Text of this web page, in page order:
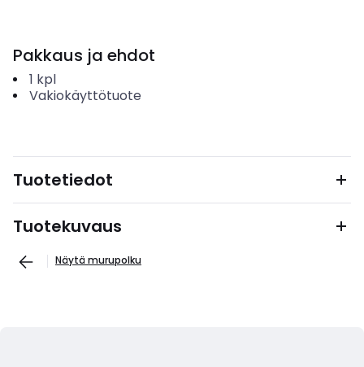
Pakkaus ja ehdot
1 kpl
Vakiokäyttötuote
Tuotetiedot
Tuotekuvaus
Näytä murupolku